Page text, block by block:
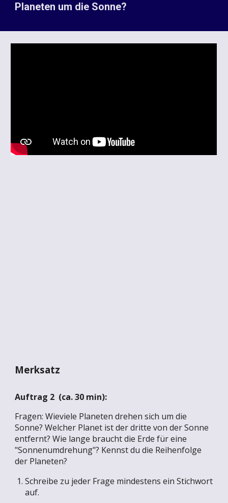
Planeten um die Sonne?
Merksatz
Auftrag 2 (ca.30 min):
Fragen: Wieviele Planeten drehen sich um die
Sonne? Welcher Planet ist der dritte von der Sonne
entfernt? Wie lange braucht die Erde für eine
"Sonnenumdrehung"? Kennst du die Reihenfolge
der Planeten?
Schreibe zu jeder Frage mindestens ein Stichwort
auf.